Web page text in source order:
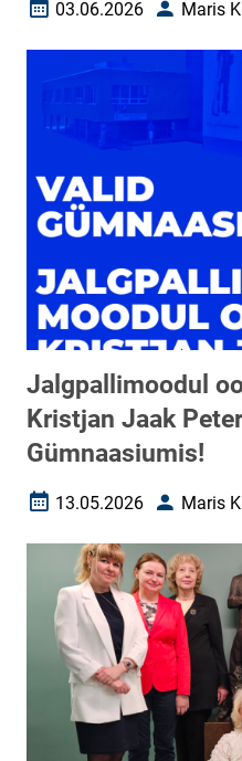
Loomise kuupäev
03.06.2026 AutorMaris
Jalgpallimoodul
Kristjan Jaak
Gümnaasiumis!
Loomise kuupäev
13.05.2026 AutorMaris